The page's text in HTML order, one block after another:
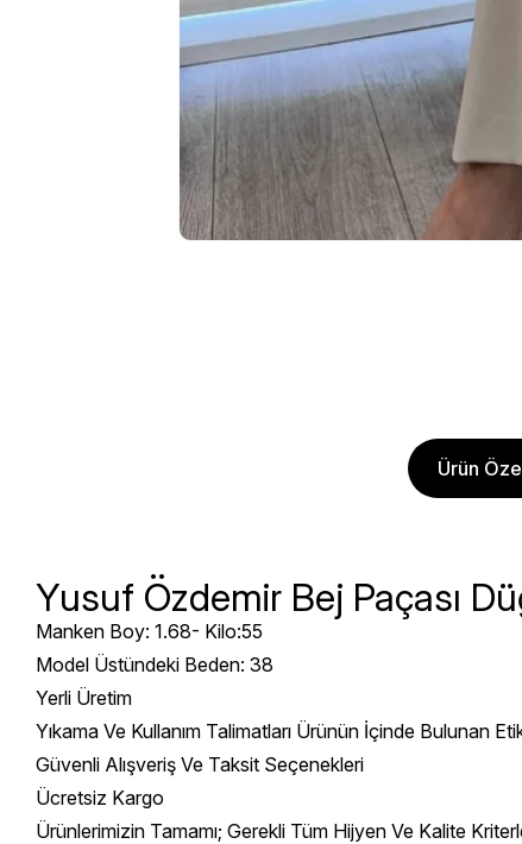
Ürün
Yusuf Özdemir Bej Paçası
Manken Boy: 1.68- Kilo:55
Model Üstündeki Beden: 38
Yerli Üretim
Yıkama Ve Kullanım Talimatları Ürünün İçinde Bulunan
Güvenli Alışveriş Ve Taksit Seçenekleri
Ücretsiz Kargo
Ürünlerimizin Tamamı; Gerekli Tüm Hijyen Ve Kalite